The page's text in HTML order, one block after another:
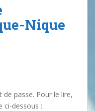
Nique
passe. Pour le lire,
ci-dessous :